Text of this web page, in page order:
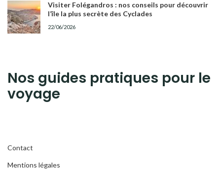
Visiter Folégandros : nos conseils pour découvrir
l’île la plus secrète des Cyclades
22/06/2026
Nos guides pratiques pour le
voyage
Contact
Mentions légales